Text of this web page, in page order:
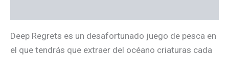
Deep Regrets es un desafortunado juego de pesca en
el que tendrás que extraer del océano criaturas cada